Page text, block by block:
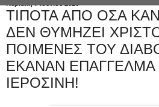
TIΠΟΤΑ ΑΠΟ ΟΣΑ
ΔΕΝ ΘΥΜΗΖΕΙ
ΠΟΙΜΕΝΕΣ ΤΟΥ
ΕΚΑΝΑΝ ΕΠΑΓΓΕΛΜΑ
ΙΕΡΟΣΙΝΗ!